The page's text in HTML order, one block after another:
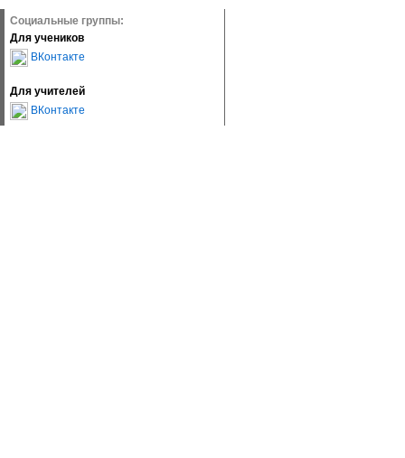
Социальные группы:
Для учеников
ВКонтакте
Для учителей
ВКонтакте